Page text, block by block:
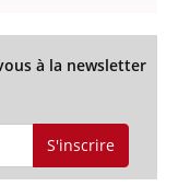
à la newsletter
S'inscrire